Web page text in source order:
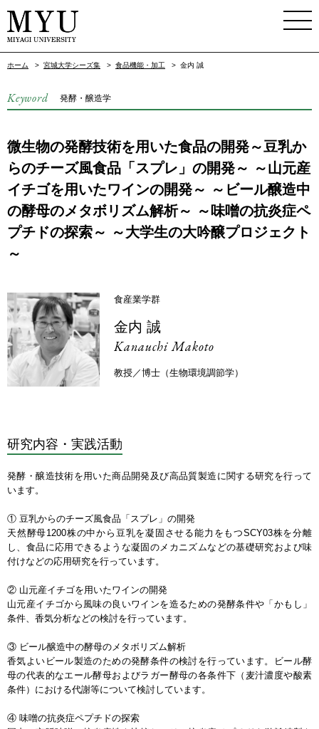
ホーム > 宮城大学シーズ集 > 食品機能・加工 > 金内 誠
Keyword 発酵・醸造学
微生物の発酵技術を用いた食品の開発～豆乳か
らのチーズ風食品「スプレ」の開発～ ～山元産
イチゴを用いたワインの開発～ ～ビール醸造中
の酵母のメタボリズム解析～ ～味噌の抗炎症ペ
プチドの探索～ ～大学生の大吟醸プロジェクト
～
食産業学群
金内 誠
Kanauchi Makoto
教授／博士（生物環境調節学）
研究内容・実践活動
発酵・醸造技術を用いた商品開発及び高品質製造に関する研究を行って
います。
① 豆乳からのチーズ風食品「スプレ」の開発
天然酵母1200株の中から豆乳を凝固させる能力をもつSCY03株を分離
し、食品に応用できるような凝固のメカニズムなどの基礎研究および味
付けなどの応用研究を行っています。
② 山元産イチゴを用いたワインの開発
山元産イチゴから風味の良いワインを造るための発酵条件や「かもし」
条件、香気分析などの検討を行っています。
③ ビール醸造中の酵母のメタボリズム解析
香気よいビール製造のための発酵条件の検討を行っています。ビール酵
母の代表的なエール酵母およびラガー酵母の各条件下（麦汁濃度や酸素
条件）における代謝等について検討しています。
④ 味噌の抗炎症ペプチドの探索